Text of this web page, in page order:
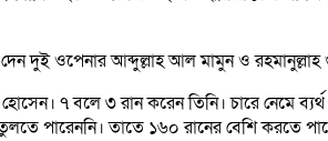
দেন দুই ওপেনার আব্দুল্লাহ আল মামুন ও
৭ বলে ৩ রান করেন তিনি। চারে নেমে
পারেননি। তাতে ১৬০ রানের বেশি করতে